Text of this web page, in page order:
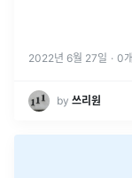
2022년 6월 27일 · 0
by 쓰리원